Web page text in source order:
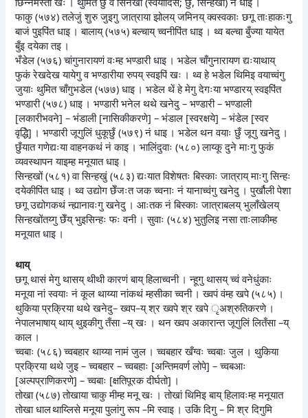
फाकु (५७४) तलेजुं शुरु जुइगु जात्राया झोलय् जमिनय् क्वस्वकाः छगू ताःहाकःगु
बाजं पुइपिंत धाइ । बालाय् (५७५) बल्चाय् च्वनीपिंत धाइ । थ्व बल्चा बुँज्या यायेत
बुँइ दयेका तइ ।
भँडेल (५७६) चांगुनारायणं वःम्ह भण्डारी धाइ । भडेल चाँगुनारायण द्यःयाथाय्
फुकं रेखदेख यायेगु व भण्डारीया रुपय् स्वइपिं खः । थ्व हे भडेल थिमिइ वयाच्वंगु
जुयाः थुमित चाँगुभडेल (५७७) धाइ । भडेल थें हे मेगु देगःया भण्डारय् स्वइपिंत
भण्डारी (५७८) धाइ । भण्डारी भनेल थथे खनेदु – भण्डारी – भण्डाली
[लकारीभवने] – भंडाली [नासिकीकरणे] – भंडाल [स्वरक्षये] – भंडेल [स्वर
वृद्धिे] । भण्डारी जूगुलिं धुकूछुँ (५७९) नं धाइ । भडेल थन वयाः छुँ जूगु खनेदु ।
छुँयात गणेद्यःया वाहनकथं नं काइ । भालिंदुवाः (५८०) लाय्कू दुने माःगु फुकं
व्यवस्थापन याइम्ह मनूयात धाइ ।
सिन्हखों (५८१) वा सिन्हखुं (५८३) द्यःयात विशेषतः बिस्काः जात्राय् माःगु सिन्हः
दयेकीपिंत धाइ । थ्व उद्योग छेँजःत जक च्वनाः नं यानाच्वंगु खनेदु । पुर्खौली पेशा
छगू उद्योगकथं न्ह्यानावःगु खनेदु । आःतक नं बिस्काः जात्राबलय् भुलाँखेलय्
सिन्हखोंतय्गु छेँय् भुइसिन्हः फः वनी । सुवाः (५८४) भुतुलिइ नसा ताःलाकीम्ह
मनूयात धाइ ।
थाय्
छगू थासं मेगु थासय् थीथी कारणं बाय् हिलाच्वनी । न्हूगु थासय् च्वं वनेधुंकाः
मनूया नां स्वयाः नं कूल थाय्या नांकथं म्हसीका च्वनी । ख्वपं वंम्ह खपे (५८५) ।
थुकिया प्रक्रिया थथे खनेदु– ख्वप–य् श्र ख्वपे श्र खपे ृअश्रुतिकरणे ।
नेपालभाषाय् थाय् थुइकीगु तँसा –य् खः । थन ख्वप अकारान्त जूगुलिं लितँसा –य्
काल ।
च्वबाः (५८६) च्वबहार थाय्या नामं जुल । च्वबहार खँग्वः च्वबाः जुल । थुकिया
प्रक्रिया थथे जुइ – च्वबहार – च्वबहाः [अन्तिमवर्ण लोपे] – च्वबआः
[अल्पप्राणिकरणे] – च्वबाः [क्षतिपूरक दीर्घतो] ।
तोखा (५८७) तोखाया चाकु मीम्ह मनू खः । तोखां थिमिइ बाय् हिलावःम्ह मनूयात
तोखा धाल थाय्लिसे मनूया पुलांगु रूप –मि स्वाइ । उकिं दिगु – मि श्र दिगुमि